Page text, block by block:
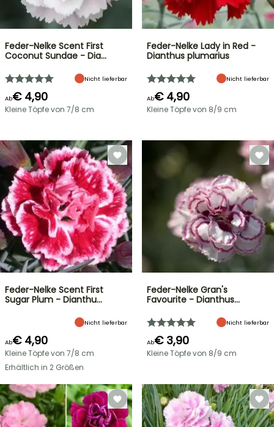
Feder-Nelke Scent First
Coconut Sundae - Dia…
Nicht lieferbar
Ab€ 4,90
Kleine Töpfe von 7/8 cm
Feder-Nelke Lady in Red -
Dianthus plumarius
Nicht lieferbar
Ab€ 4,90
Kleine Töpfe von 8/9 cm
Feder-Nelke Scent First
Sugar Plum - Dianthu…
Nicht lieferbar
Ab€ 4,90
Kleine Töpfe von 7/8 cm
Erhältlich in 2 Größen
Feder-Nelke Gran's
Favourite - Dianthus…
Nicht lieferbar
Ab€ 3,90
Kleine Töpfe von 8/9 cm